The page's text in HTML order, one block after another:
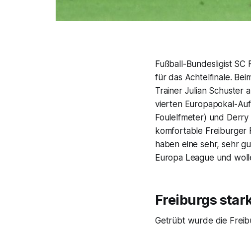
Fußball-Bundesligist
für das Achtelfinale.
Trainer Julian Schuster
vierten Europapokal-
Foulelfmeter) und
komfortable Freiburger
haben eine sehr, sehr
Europa League und
Freiburgs
Getrübt wurde die